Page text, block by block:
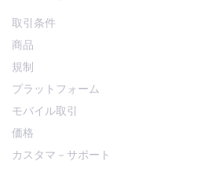
取引条件
商品
規制
プラットフォーム
モバイル取引
価格
カスタマ－サポート